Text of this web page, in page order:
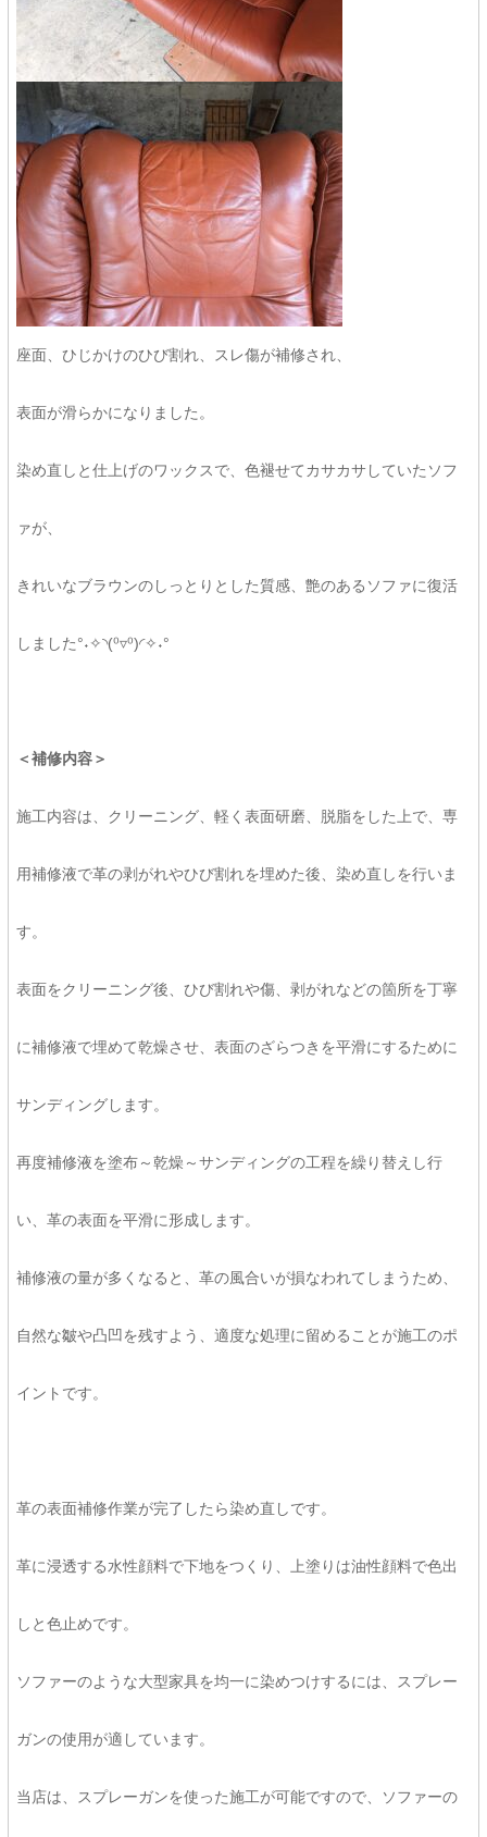
座面、ひじかけのひび割れ、スレ傷が補修され、
表面が滑らかになりました。
染め直しと仕上げのワックスで、色褪せてカサカサしていたソフ
ァが、
きれいなブラウンのしっとりとした質感、艶のあるソファに復活
しました°˖✧◝(⁰▿⁰)◜✧˖°
＜補修内容＞
施工内容は、クリーニング、軽く表面研磨、脱脂をした上で、専
用補修液で革の剥がれやひび割れを埋めた後、染め直しを行いま
す。
表面をクリーニング後、ひび割れや傷、剥がれなどの箇所を丁寧
に補修液で埋めて乾燥させ、表面のざらつきを平滑にするために
サンディングします。
再度補修液を塗布～乾燥～サンディングの工程を繰り替えし行
い、革の表面を平滑に形成します。
補修液の量が多くなると、革の風合いが損なわれてしまうため、
自然な皺や凸凹を残すよう、適度な処理に留めることが施工のポ
イントです。
革の表面補修作業が完了したら染め直しです。
革に浸透する水性顔料で下地をつくり、上塗りは油性顔料で色出
しと色止めです。
ソファーのような大型家具を均一に染めつけするには、スプレー
ガンの使用が適しています。
当店は、スプレーガンを使った施工が可能ですので、ソファーの